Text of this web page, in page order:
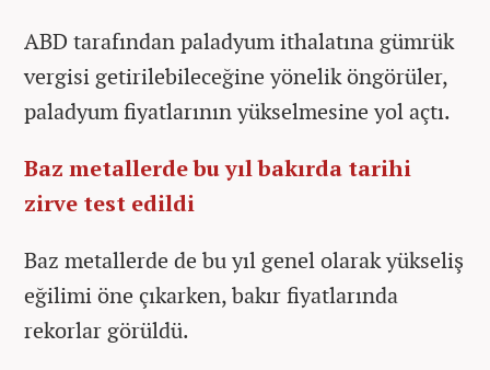
ABD tarafından paladyum ithalatına gümrük
vergisi getirilebileceğine yönelik öngörüler,
paladyum fiyatlarının yükselmesine yol açtı.
Baz metallerde bu yıl bakırda tarihi
zirve test edildi
Baz metallerde de bu yıl genel olarak yükseliş
eğilimi öne çıkarken, bakır fiyatlarında
rekorlar görüldü.